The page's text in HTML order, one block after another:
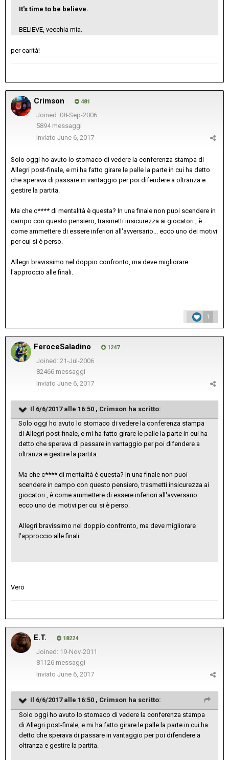
It's time to be believe.
BELIEVE, vecchia mia.
per carità!
Crimson 481
Joined: 08-Sep-2006
5894 messaggi
Inviato June 6, 2017
Solo oggi ho avuto lo stomaco di vedere la conferenza stampa di
Allegri post-finale, e mi ha fatto girare le palle la parte in cui ha detto
che sperava di passare in vantaggio per poi difendere a oltranza e
gestire la partita.
Ma che c**** di mentalità è questa? In una finale non puoi scendere in
campo con questo pensiero, trasmetti insicurezza ai giocatori , è
come ammettere di essere inferiori all'avversario... ecco uno dei motivi
per cui si è perso.
Allegri bravissimo nel doppio confronto, ma deve migliorare
l'approccio alle finali.
1
FeroceSaladino 1247
Joined: 21-Jul-2006
82466 messaggi
Inviato June 6, 2017
Il 6/6/2017 alle 16:50 , Crimson ha scritto:
Solo oggi ho avuto lo stomaco di vedere la conferenza stampa
di Allegri post-finale, e mi ha fatto girare le palle la parte in cui ha
detto che sperava di passare in vantaggio per poi difendere a
oltranza e gestire la partita.
Ma che c**** di mentalità è questa? In una finale non puoi
scendere in campo con questo pensiero, trasmetti insicurezza ai
giocatori , è come ammettere di essere inferiori all'avversario...
ecco uno dei motivi per cui si è perso.
Allegri bravissimo nel doppio confronto, ma deve migliorare
l'approccio alle finali.
Vero
E.T. 18224
Joined: 19-Nov-2011
81126 messaggi
Inviato June 6, 2017
Il 6/6/2017 alle 16:50 , Crimson ha scritto:
Solo oggi ho avuto lo stomaco di vedere la conferenza stampa
di Allegri post-finale, e mi ha fatto girare le palle la parte in cui ha
detto che sperava di passare in vantaggio per poi difendere a
oltranza e gestire la partita.